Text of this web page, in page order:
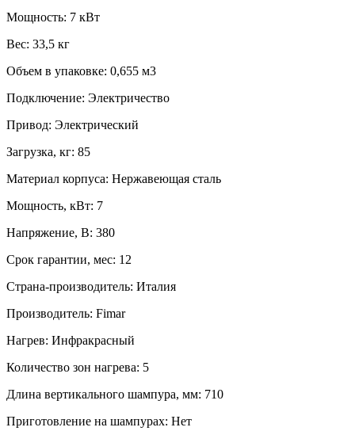
Мощность: 7 кВт
Вес: 33,5 кг
Объем в упаковке: 0,655 м3
Подключение: Электричество
Привод: Электрический
Загрузка, кг: 85
Материал корпуса: Нержавеющая сталь
Мощность, кВт: 7
Напряжение, В: 380
Срок гарантии, мес: 12
Страна-производитель: Италия
Производитель: Fimar
Нагрев: Инфракрасный
Количество зон нагрева: 5
Длина вертикального шампура, мм: 710
Приготовление на шампурах: Нет